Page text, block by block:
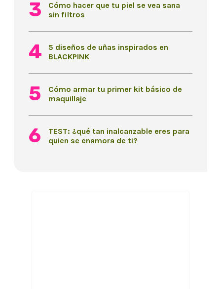
Cómo hacer que tu piel se vea sana
sin filtros
5 diseños de uñas inspirados en
BLACKPINK
Cómo armar tu primer kit básico de
maquillaje
TEST: ¿qué tan inalcanzable eres para
quien se enamora de ti?